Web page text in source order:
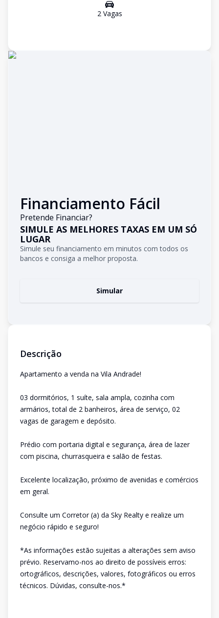
2Vagas
Financiamento Fácil
Pretende Financiar?
SIMULE AS MELHORES TAXAS EM UM SÓ
LUGAR
Simule seu financiamento em minutos com todos os
bancos e consiga a melhor proposta.
Simular
Descrição
Apartamento a venda na Vila Andrade!
03 dormitórios, 1 suíte, sala ampla, cozinha com
armários, total de 2 banheiros, área de serviço, 02
vagas de garagem e depósito.
Prédio com portaria digital e segurança, área de lazer
com piscina, churrasqueira e salão de festas.
Excelente localização, próximo de avenidas e comércios
em geral.
Consulte um Corretor (a) da Sky Realty e realize um
negócio rápido e seguro!
*As informações estão sujeitas a alterações sem aviso
prévio. Reservamo-nos ao direito de possíveis erros:
ortográficos, descrições, valores, fotográficos ou erros
técnicos. Dúvidas, consulte-nos.*